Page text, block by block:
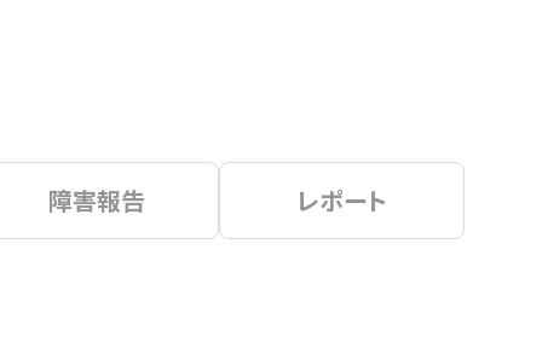
障害報告 レポート